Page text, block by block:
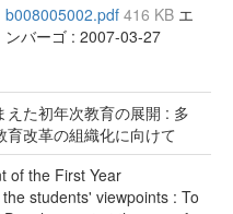
b008005002.pdf 416 KB エ
ンバーゴ : 2007-03-27
えた初年次教育の展開 : 多
育改革の組織化に向けて
of the First Year
students' viewpoints : To